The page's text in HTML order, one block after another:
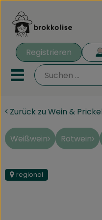
Registrieren
Mobiles
Biokisten
Rezeptkisten
Zurück zu Wein &
Weißwein Rotwein
regional